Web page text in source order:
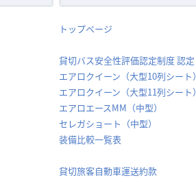
トップページ
貸切バス安全性評価認定制度 認定
エアロクイーン（大型10列シート）
エアロクイーン（大型11列シート）
エアロエースMM（中型）
セレガショート（中型）
装備比較一覧表
貸切旅客自動車運送約款